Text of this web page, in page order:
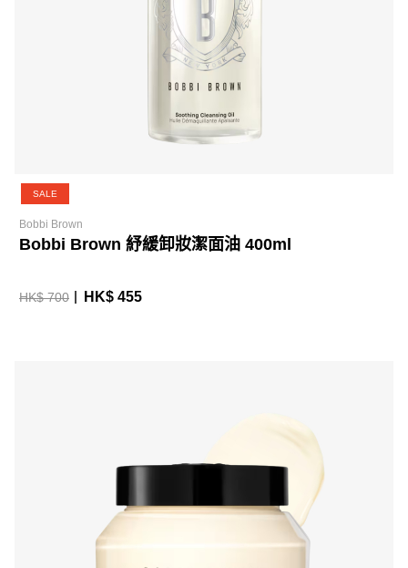
SALE
Bobbi Brown
Bobbi Brown 紓緩卸妝潔面油 400ml
HK$ 700 HK$ 455